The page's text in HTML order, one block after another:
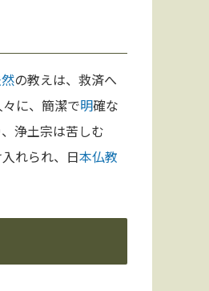
の教えは、救済へ
に、簡潔で明確な
浄土宗は苦しむ
れられ、日本仏教